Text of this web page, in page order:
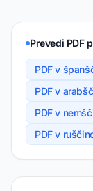
Prevedi PDF
PDF v
PDF v
PDF v
PDF v